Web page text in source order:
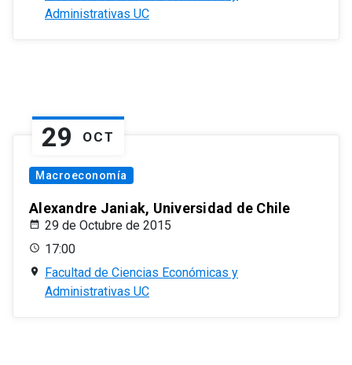
Administrativas UC
29 OCT
Macroeconomía
Alexandre Janiak, Universidad de Chile
29 de Octubre de 2015
17:00
Facultad de Ciencias Económicas y
Administrativas UC